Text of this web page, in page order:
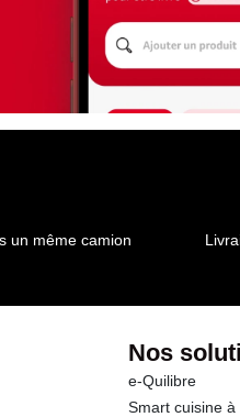
un même camion
Nos
e-Quilibre
Smart cuisine